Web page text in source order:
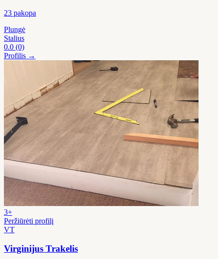
23 pakopa
Plungė
Stalius
0.0 (0)
Profilis →
3+
Peržiūrėti profilį
VT
Virginijus Trakelis